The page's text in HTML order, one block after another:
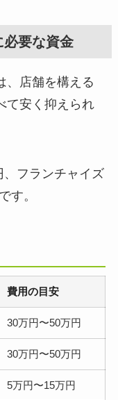
必要な資金
、店舗を構える
て安く抑えられ
フランチャイズ
す。
費用の目安
30万円〜50万円
30万円〜50万円
5万円〜15万円